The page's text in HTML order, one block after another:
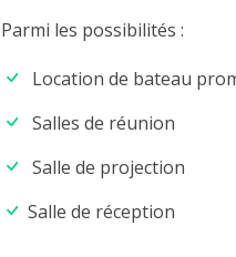
Parmi les possibilités :
Location de bateau
Salles de réunion
Salle de projection
Salle de réception